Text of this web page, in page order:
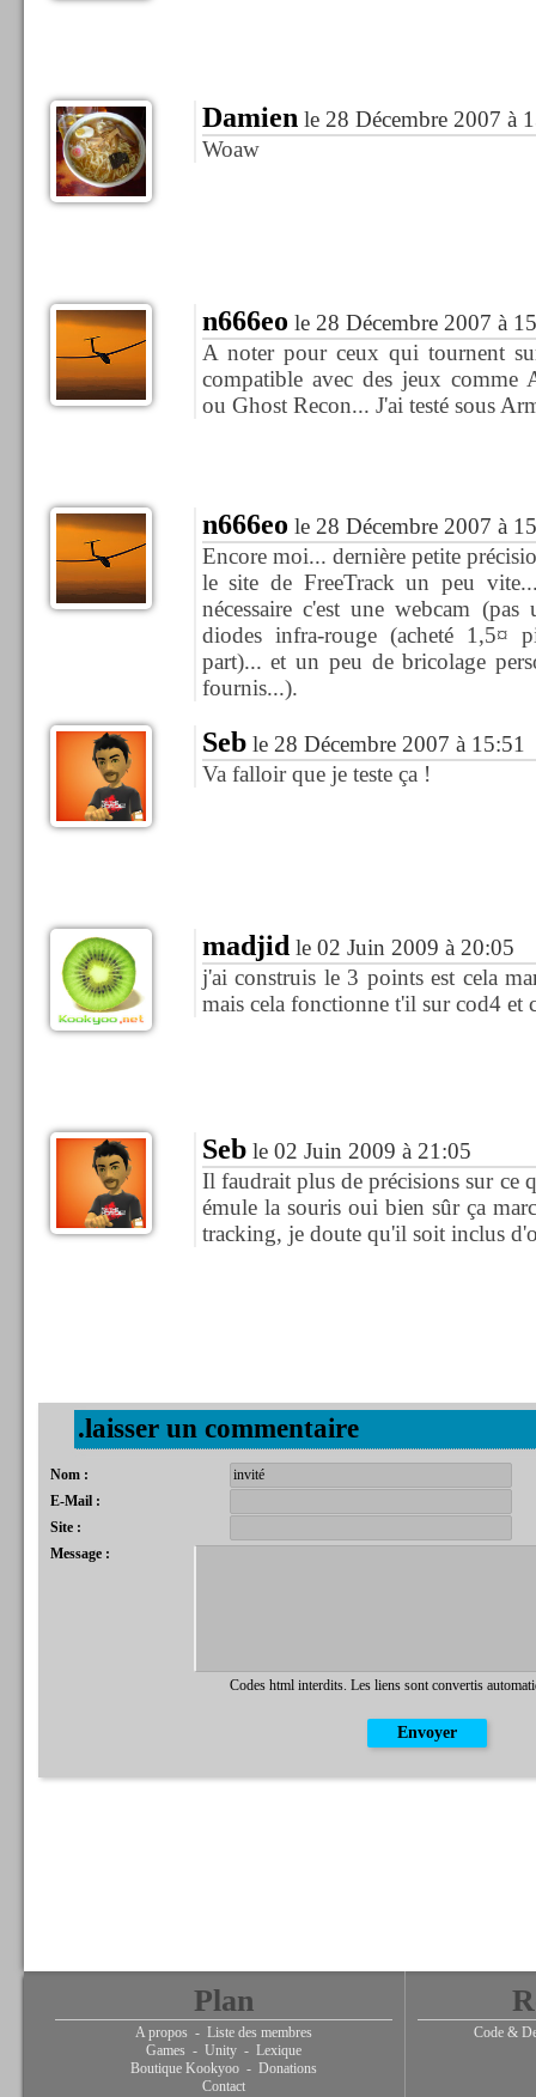
Damien le 28 Décembre 2007 à
Woaw
n666eo le 28 Décembre 2007 à
A noter pour ceux qui tournent
compatible avec des jeux comme
ou Ghost Recon... J'ai testé sous
n666eo le 28 Décembre 2007 à
Encore moi... dernière petite
le site de FreeTrack un peu
nécessaire c'est une webcam
diodes infra-rouge (acheté 1,5¤
part)... et un peu de bricolage
fournis...).
Seble 28 Décembre 2007 à 15:51
Va falloir que je teste ça !
madjid le 02 Juin 2009 à 20:05
j'ai construis le 3 points est cela
mais cela fonctionne t'il sur cod4 et
Seble 02 Juin 2009 à 21:05
Il faudrait plus de précisions sur ce
émule la souris oui bien sûr ça
tracking, je doute qu'il soit inclus
.laisser un commentaire
Nom :
E-Mail :
Site :
Message :
Codes html interdits. Les liens sont convertis
Plan
A propos - Liste des membres
Games - Unity - Lexique
Boutique Kookyoo - Donations
Contact
Code &